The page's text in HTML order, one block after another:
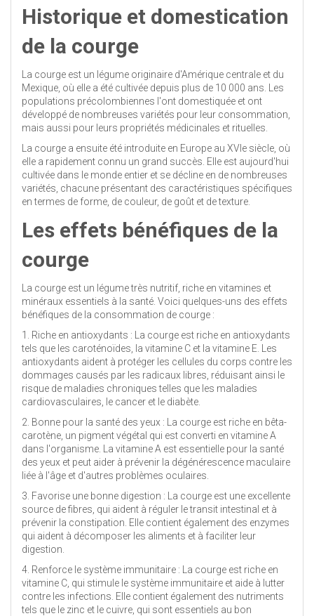
Historique et domestication
de la courge
La courge est un légume originaire d'Amérique centrale et du
Mexique, où elle a été cultivée depuis plus de 10 000 ans. Les
populations précolombiennes l'ont domestiquée et ont
développé de nombreuses variétés pour leur consommation,
mais aussi pour leurs propriétés médicinales et rituelles.
La courge a ensuite été introduite en Europe au XVIe siècle, où
elle a rapidement connu un grand succès. Elle est aujourd'hui
cultivée dans le monde entier et se décline en de nombreuses
variétés, chacune présentant des caractéristiques spécifiques
en termes de forme, de couleur, de goût et de texture.
Les effets bénéfiques de la
courge
La courge est un légume très nutritif, riche en vitamines et
minéraux essentiels à la santé. Voici quelques-uns des effets
bénéfiques de la consommation de courge :
1. Riche en antioxydants : La courge est riche en antioxydants
tels que les caroténoïdes, la vitamine C et la vitamine E. Les
antioxydants aident à protéger les cellules du corps contre les
dommages causés par les radicaux libres, réduisant ainsi le
risque de maladies chroniques telles que les maladies
cardiovasculaires, le cancer et le diabète.
2. Bonne pour la santé des yeux : La courge est riche en bêta-
carotène, un pigment végétal qui est converti en vitamine A
dans l'organisme. La vitamine A est essentielle pour la santé
des yeux et peut aider à prévenir la dégénérescence maculaire
liée à l'âge et d'autres problèmes oculaires.
3. Favorise une bonne digestion : La courge est une excellente
source de fibres, qui aident à réguler le transit intestinal et à
prévenir la constipation. Elle contient également des enzymes
qui aident à décomposer les aliments et à faciliter leur
digestion.
4. Renforce le système immunitaire : La courge est riche en
vitamine C, qui stimule le système immunitaire et aide à lutter
contre les infections. Elle contient également des nutriments
tels que le zinc et le cuivre, qui sont essentiels au bon